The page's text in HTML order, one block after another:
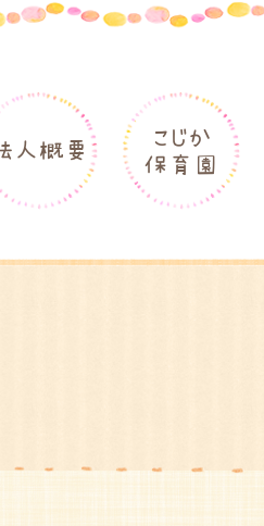
人概要
こじか
保育園